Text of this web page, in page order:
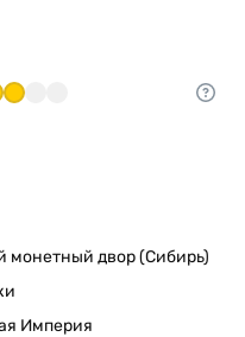
монетный двор (Сибирь)
Империя